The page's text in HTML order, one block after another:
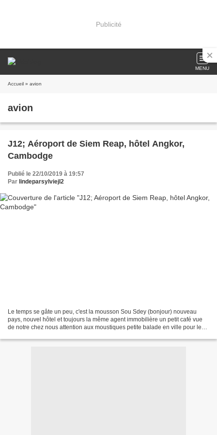
Publicité
MENU
Accueil » avion
avion
J12; Aéroport de Siem Reap, hôtel Angkor,
Cambodge
Publié le 22/10/2019 à 19:57
Par lindeparsylviejl2
Le temps se gâte un peu, c'est la mousson Sou Sdey (bonjour) nouveau
pays, nouvel hôtel et toujours la même agent immobilière un petit café vue
de notre chez nous attention aux moustiques petite balade en ville pour les